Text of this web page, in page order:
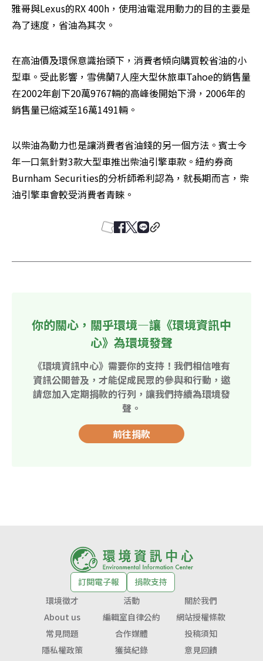
雅哥與Lexus的RX 400h，使用油電混用動力的目的主要是
為了速度，省油為其次。
在高油價及環保意識抬頭下，消費者傾向購買較省油的小
型車。受此影響，雪佛蘭7人座大型休旅車Tahoe的銷售量
在2002年創下20萬9767輛的高峰後開始下滑，2006年的
銷售量已縮減至16萬1491輛。
以柴油為動力也是讓消費者省油錢的另一個方法。賓士今
年一口氣針對3款大型車推出柴油引擎車款。紐約券商
Burnham Securities的分析師希利認為，就長期而言，柴
油引擎車會較受消費者青睞。
你的關心，關乎環境—讓《環境資訊中
心》為環境發聲
《環境資訊中心》需要你的支持！我們相信唯有
資訊公開普及，才能促成民眾的參與和行動，邀
請您加入定期捐款的行列，讓我們持續為環境發
聲。
前往捐款
訂閱電子報
捐款支持
環境徵才
活動
關於我們
About us
編輯室自律公約
網站授權條款
常見問題
合作媒體
投稿須知
隱私權政策
獲獎紀錄 意見回饋